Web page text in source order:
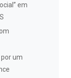
em
por um